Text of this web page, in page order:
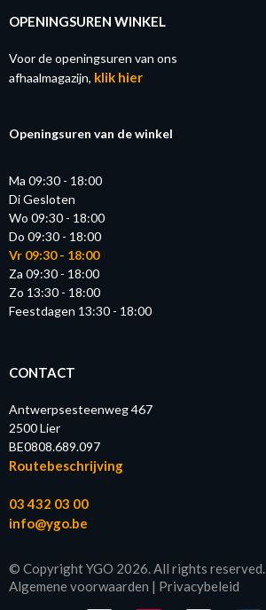
OPENINGSUREN WINKEL
Voor de openingsuren van ons
afhaalmagazijn, klik hier
Openingsuren van de winkel
Ma 09:30 - 18:00
Di Gesloten
Wo 09:30 - 18:00
Do 09:30 - 18:00
Vr 09:30 - 18:00
Za 09:30 - 18:00
Zo 13:30 - 18:00
Feestdagen 13:30 - 18:00
CONTACT
Antwerpsesteenweg 467
2500 Lier
BE0808.689.097
Routebeschrijving
03 432 03 00
info@ygo.be
© Copyright YGO 2026. All rights reserved.
Algemene voorwaarden | Privacybeleid